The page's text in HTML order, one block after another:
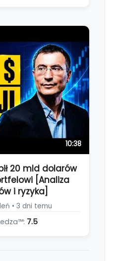
10:38
20 mld dolarów
[Analiza
i ryzyka]
• 3 dni temu
7.5